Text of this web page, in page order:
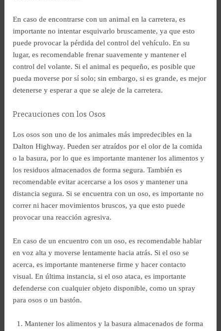
En caso de encontrarse con un animal en la carretera, es
importante no intentar esquivarlo bruscamente, ya que esto
puede provocar la pérdida del control del vehículo. En su
lugar, es recomendable frenar suavemente y mantener el
control del volante. Si el animal es pequeño, es posible que
pueda moverse por sí solo; sin embargo, si es grande, es mejor
detenerse y esperar a que se aleje de la carretera.
Precauciones con los Osos
Los osos son uno de los animales más impredecibles en la
Dalton Highway. Pueden ser atraídos por el olor de la comida
o la basura, por lo que es importante mantener los alimentos y
los residuos almacenados de forma segura. También es
recomendable evitar acercarse a los osos y mantener una
distancia segura. Si se encuentra con un oso, es importante no
correr ni hacer movimientos bruscos, ya que esto puede
provocar una reacción agresiva.
En caso de un encuentro con un oso, es recomendable hablar
en voz alta y moverse lentamente hacia atrás. Si el oso se
acerca, es importante mantenerse firme y hacer contacto
visual. En última instancia, si el oso ataca, es importante
defenderse con cualquier objeto disponible, como un spray
para osos o un bastón.
Mantener los alimentos y la basura almacenados de forma